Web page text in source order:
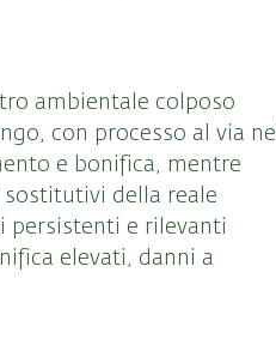
ambientale colposo
con processo al via nel
e bonifica, mentre
della reale
persistenti e rilevanti
elevati, danni a